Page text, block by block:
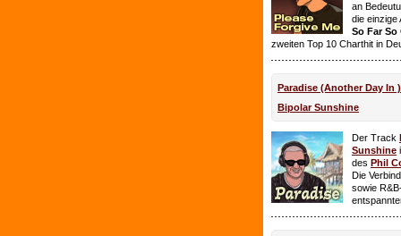
an
die einzige
So Far So
zweiten Top 10 Charthit in
Paradise (Another Day In
Bipolar Sunshine
Der Track
Sunshine
des Phil
Die
sowie